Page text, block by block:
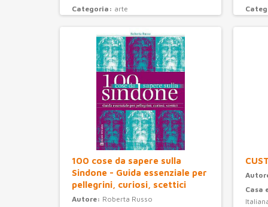
Categoria: arte
100 cose da sapere sulla
Sindone - Guida essenziale per
pellegrini, curiosi, scettici
Autore: Roberta Russo
Casa